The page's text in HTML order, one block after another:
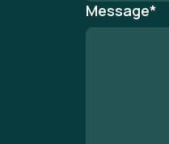
Message*